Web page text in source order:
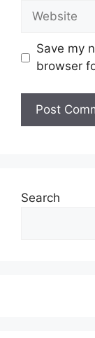
Website
Save my
browser
Search